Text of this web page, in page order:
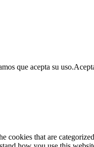
que acepta su uso.
that are